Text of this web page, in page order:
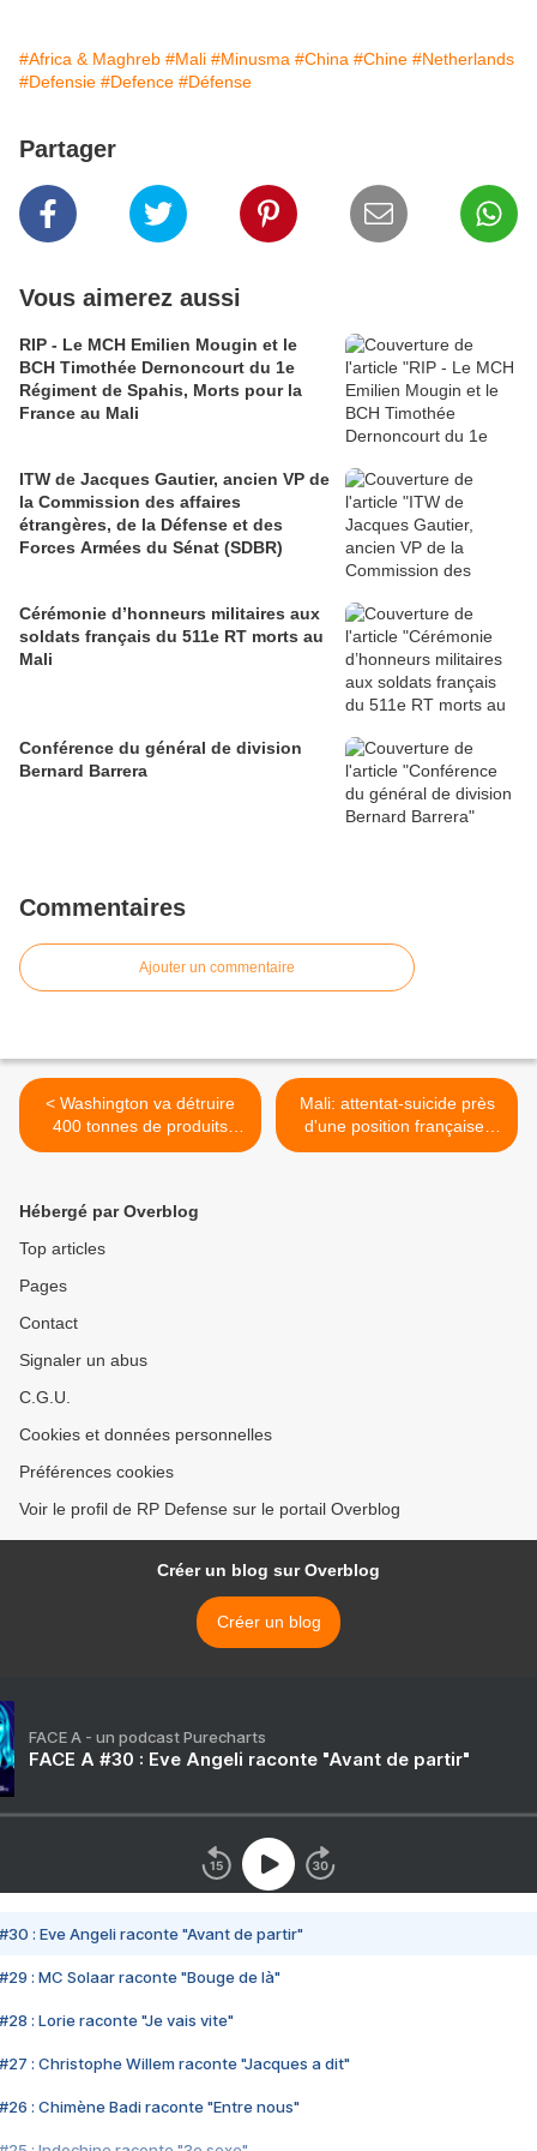
#Africa & Maghreb #Mali #Minusma #China #Chine #Netherlands
#Defensie #Defence #Défense
Partager
Vous aimerez aussi
RIP - Le MCH Emilien Mougin et le
BCH Timothée Dernoncourt du 1e
Régiment de Spahis, Morts pour la
France au Mali
ITW de Jacques Gautier, ancien VP de
la Commission des affaires
étrangères, de la Défense et des
Forces Armées du Sénat (SDBR)
Cérémonie d’honneurs militaires aux
soldats français du 511e RT morts au
Mali
Conférence du général de division
Bernard Barrera
Commentaires
Ajouter un commentaire
< Washington va détruire
400 tonnes de produits
toxiques syriens en haute
Mali: attentat-suicide près
d'une position française,
aucune victime sauf le
Hébergé par Overblog
Top articles
Pages
Contact
Signaler un abus
C.G.U.
Cookies et données personnelles
Préférences cookies
Voir le profil de RP Defense sur le portail Overblog
Créer un blog sur Overblog
Créer un blog
FACE A - un podcast Purecharts
FACE A #30 : Eve Angeli raconte "Avant de partir"
#30 : Eve Angeli raconte "Avant de partir"
#29 : MC Solaar raconte "Bouge de là"
#28 : Lorie raconte "Je vais vite"
#27 : Christophe Willem raconte "Jacques a dit"
#26 : Chimène Badi raconte "Entre nous"